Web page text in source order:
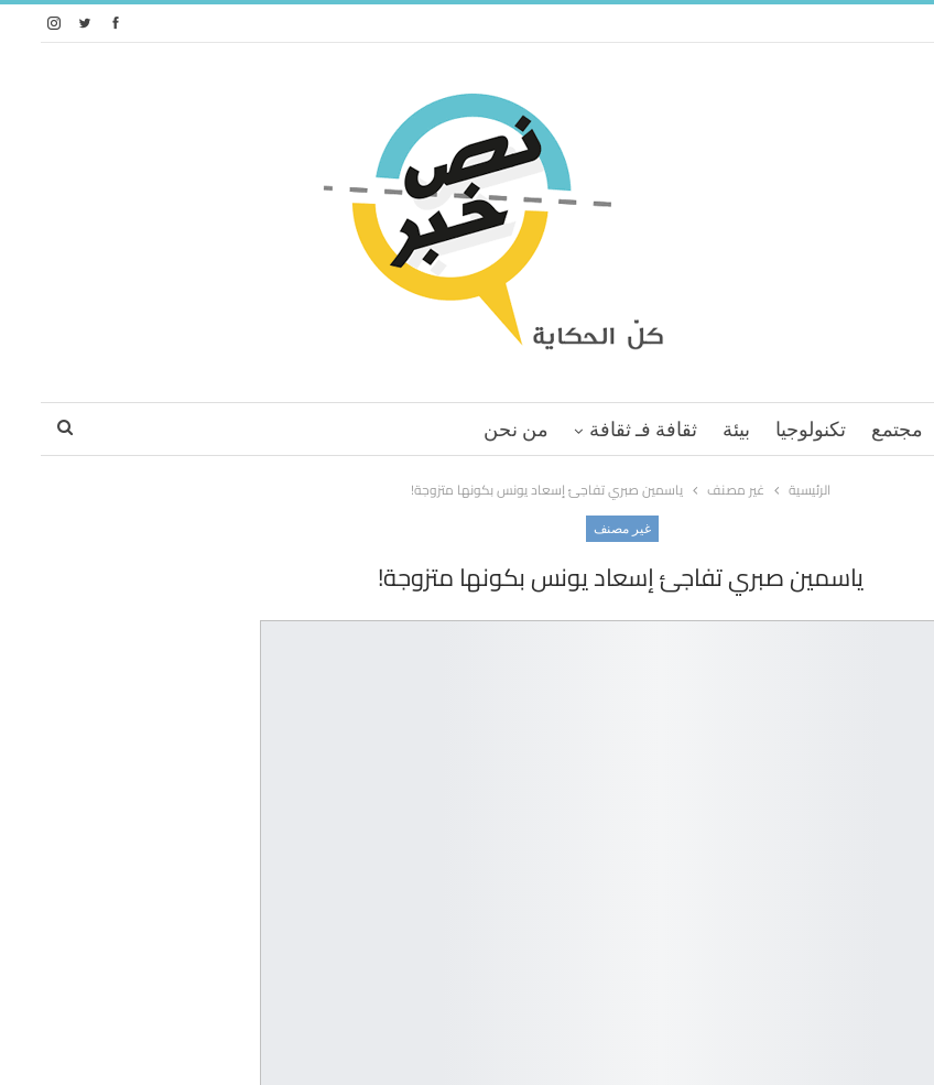
مجتمع تكنولوجيا بيئة ثقافة فـ ثقافة من نحن
الرئيسية غير مصنف ياسمين صبري تفاجئ إسعاد يونس بكونها متزوجة!
غير مصنف
ياسمين صبري تفاجئ إسعاد يونس بكونها متزوجة!